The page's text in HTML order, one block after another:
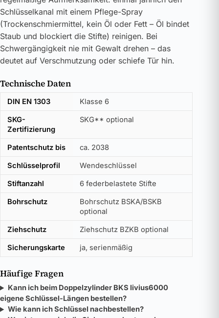
Schlüsselkanal mit einem Pflege-Spray
(Trockenschmiermittel, kein Öl oder Fett – Öl bindet
Staub und blockiert die Stifte) reinigen. Bei
Schwergängigkeit nie mit Gewalt drehen – das
deutet auf Verschmutzung oder schiefe Tür hin.
Technische Daten
DIN EN 1303 Klasse 6
SKG-
Zertifizierung
SKG** optional
Patentschutz bis ca. 2038
Schlüsselprofil Wendeschlüssel
Stiftanzahl 6 federbelastete Stifte
Bohrschutz
Bohrschutz BSKA/BSKB
optional
Ziehschutz Ziehschutz BZKB optional
Sicherungskarte ja, serienmäßig
Häufige Fragen
Kann ich beim Doppelzylinder BKS livius6000
eigene Schlüssel-Längen bestellen?
Wie kann ich Schlüssel nachbestellen?